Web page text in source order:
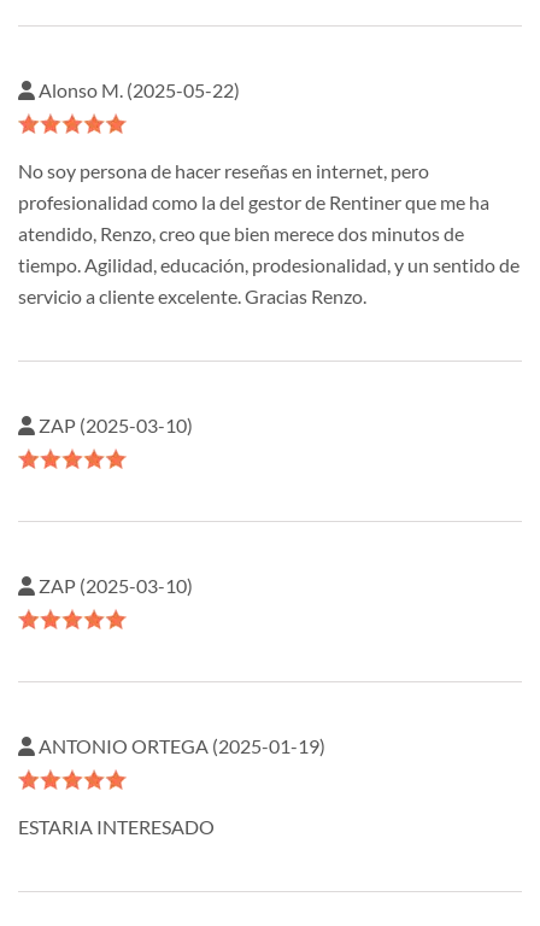
Alonso M. (2025-05-22)
No soy persona de hacer reseñas en internet, pero
profesionalidad como la del gestor de Rentiner que me ha
atendido, Renzo, creo que bien merece dos minutos de
tiempo. Agilidad, educación, prodesionalidad, y un sentido de
servicio a cliente excelente. Gracias Renzo.
ZAP (2025-03-10)
ZAP (2025-03-10)
ANTONIO ORTEGA (2025-01-19)
ESTARIA INTERESADO